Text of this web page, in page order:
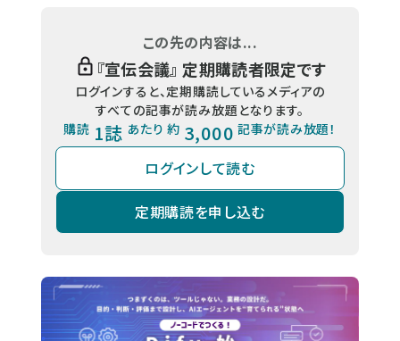
この先の内容は...
『宣伝会議』 定期購読者限定です
ログインすると、定期購読しているメディアの
すべての記事が読み放題となります。
購読 1誌 あたり 約 3,000 記事が読み放題！
ログインして読む
定期購読を申し込む